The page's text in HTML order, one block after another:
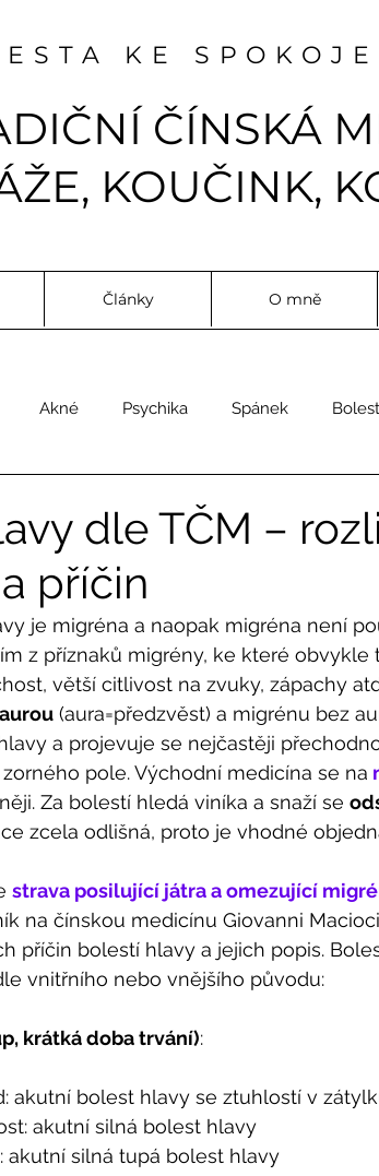
KE
ČÍNSKÁ
KOUČINK,
Články O mně
Akné Psychika Spánek
dle TČM –
příčin
je migréna a naopak migréna není
z příznaků migrény, ke které obvykle
větší citlivost na zvuky, zápachy
(aura=předzvěst) a migrénu bez
a projevuje se nejčastěji
pole. Východní medicína se na
Za bolestí hledá viníka a snaží se
zcela odlišná, proto je vhodné
strava posilující játra a omezující
na čínskou medicínu Giovanni
příčin bolestí hlavy a jejich popis.
vnitřního nebo vnějšího původu:
krátká doba trvání):
akutní bolest hlavy se ztuhlostí v
akutní silná bolest hlavy
akutní silná tupá bolest hlavy